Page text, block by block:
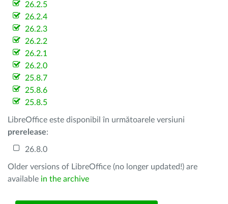
26.2.5
26.2.4
26.2.3
26.2.2
26.2.1
26.2.0
25.8.7
25.8.6
25.8.5
LibreOffice este disponibil în următoarele versiuni
prerelease:
26.8.0
Older versions of LibreOffice (no longer updated!) are
available in the archive